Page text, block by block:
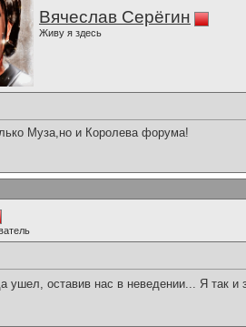
Вячеслав Серёгин
Живу я здесь
Муза,но и Королева форума!
ушел, оставив нас в неведении... Я так и